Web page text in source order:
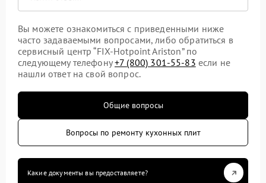
Вы можете ознакомиться с приведенными ниже
часто задаваемыми вопросами, либо обратиться в
сервисный центр “FIX-Hotpoint Ariston” по
следующему телефону+7 (800) 301-55-83 если не
нашли ответ на свой вопрос.
Общие вопросы
Вопросы по ремонту кухонных плит
Какие документы вы предоставляете?